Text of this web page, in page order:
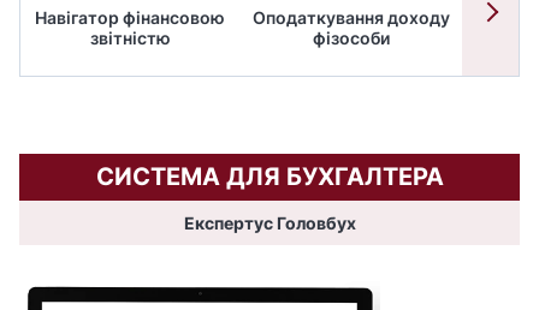
Навігатор фінансовою
звітністю
Оподаткування доходу
фізособи
СИСТЕМА ДЛЯ БУХГАЛТЕРА
Експертус Головбух